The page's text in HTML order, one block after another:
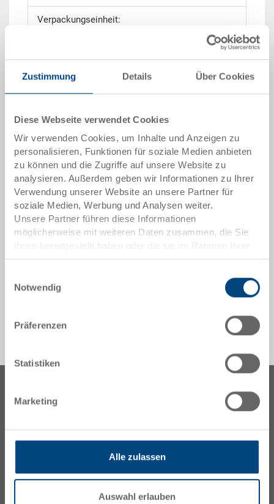
Zustimmung Details Über Cookies
Diese Webseite verwendet Cookies
Wir verwenden Cookies, um Inhalte und Anzeigen zu
personalisieren, Funktionen für soziale Medien anbieten
zu können und die Zugriffe auf unsere Website zu
analysieren. Außerdem geben wir Informationen zu Ihrer
Verwendung unserer Website an unsere Partner für
soziale Medien, Werbung und Analysen weiter.
Unsere Partner führen diese Informationen
möglicherweise mit weiteren Daten zusammen, die Sie
Nutzung der Dienste gesammelt haben.
Notwendig
Präferenzen
Statistiken
Marketing
Alle zulassen
Auswahl erlauben
Verpackungseinheit:
Angebot anfordern
Technische Daten
Deckel D-32 für den C-KLT in der Größe 300 x 200
mm.
Sonderanfertigungen - Unser Spezialgebiet
Sicherheit & Bestellung